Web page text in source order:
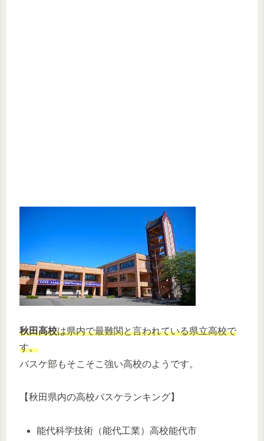
秋田高校は県内で最難関と言われている県立高校で
す。
バスケ部もそこそこ強い高校のようです。
【秋田県内の高校バスケランキング】
能代科学技術（能代工業）高校能代市